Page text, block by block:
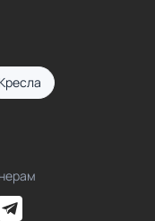
Кресла